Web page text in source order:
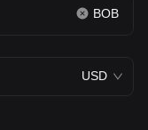
BOB
USD